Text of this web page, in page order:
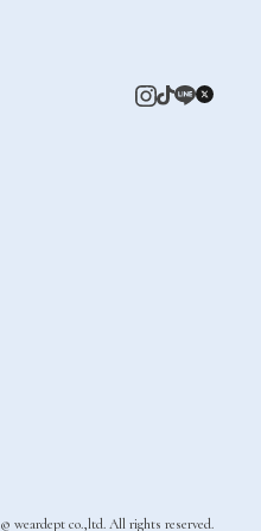
© weardept co.,ltd. All rights reserved.